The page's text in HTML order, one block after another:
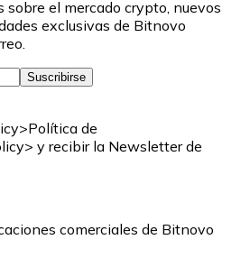
sobre el mercado crypto, nuevos
exclusivas de Bitnovo
Suscribirse
de
y recibir la Newsletter de
comerciales de Bitnovo